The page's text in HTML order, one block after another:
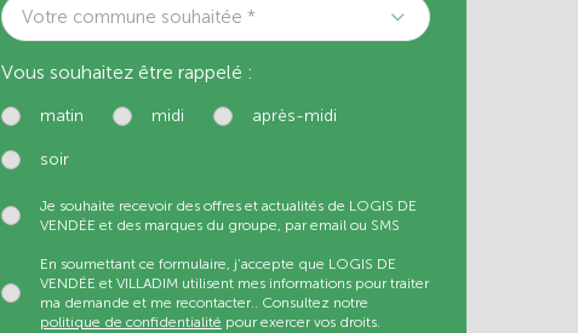
Votre commune souhaitée *
Vous souhaitez être rappelé :
matin midi après-midi
soir
Je souhaite recevoir des offres et actualités de LOGIS DE
VENDÉE et des marques du groupe, par email ou SMS
En soumettant ce formulaire, j’accepte que LOGIS DE
VENDÉE et VILLADIM utilisent mes informations pour traiter
ma demande et me recontacter.. Consultez notre
politique de confidentialité pour exercer vos droits.